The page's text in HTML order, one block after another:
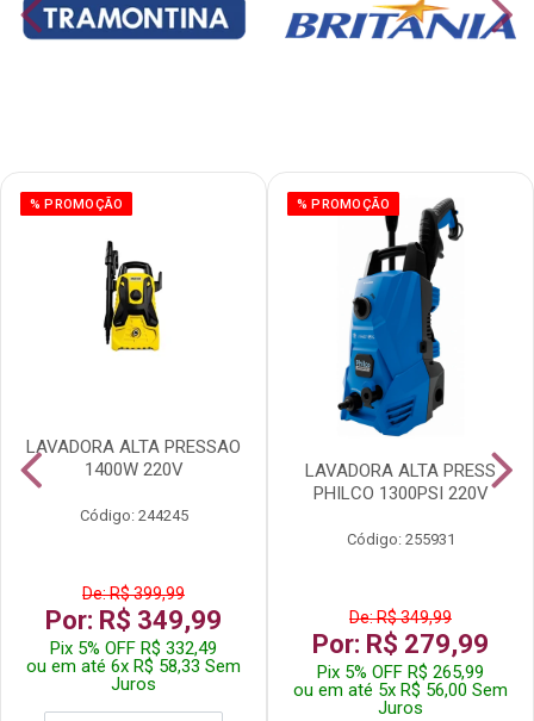
% PROMOÇÃO
LAVADORA ALTA PRESSAO
1400W 220V
Código: 244245
De: R$ 399,99
Por: R$ 349,99
Pix 5% OFF R$ 332,49
ou em até 6x R$ 58,33 Sem
Juros
% PROMOÇÃO
LAVADORA ALTA PRESS
PHILCO 1300PSI 220V
Código: 255931
De: R$ 349,99
Por: R$ 279,99
Pix 5% OFF R$ 265,99
ou em até 5x R$ 56,00 Sem
Juros